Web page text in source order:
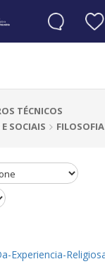
TÉCNICOS
SOCIAIS
FILOSOFIA